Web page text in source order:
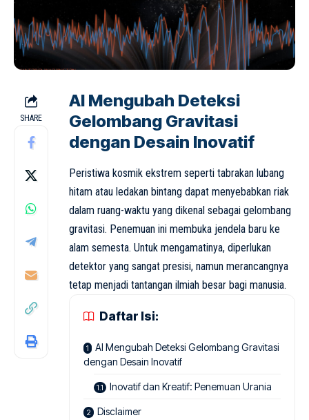
SHARE
AI Mengubah Deteksi
Gelombang Gravitasi
dengan Desain Inovatif
Peristiwa kosmik ekstrem seperti tabrakan lubang
hitam atau ledakan bintang dapat menyebabkan riak
dalam ruang-waktu yang dikenal sebagai gelombang
gravitasi. Penemuan ini membuka jendela baru ke
alam semesta. Untuk mengamatinya, diperlukan
detektor yang sangat presisi, namun merancangnya
tetap menjadi tantangan ilmiah besar bagi manusia.
Daftar Isi:
AI Mengubah Deteksi Gelombang Gravitasi
dengan Desain Inovatif
Inovatif dan Kreatif: Penemuan Urania
Disclaimer